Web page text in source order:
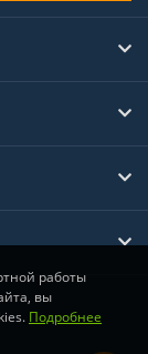
работы
вы
Подробнее